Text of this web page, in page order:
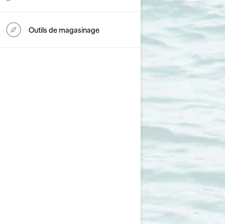
Outils de magasinage